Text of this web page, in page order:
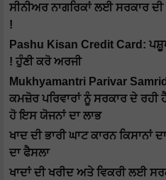
ਸੀਨੀਅਰ ਨਾਗਰਿਕਾਂ ਲਈ ਸਰਕਾਰ
!
Pashu Kisan Credit Card:
! ਹੁੰਣੀ ਕਰੋ ਅਰਜੀ
Mukhyamantri Parivar
ਕਮਜ਼ੋਰ ਪਰਿਵਾਰਾਂ ਨੂੰ ਸਰਕਾਰ ਦੇ
ਹੋ ਇਸ ਯੋਜਨਾਂ ਦਾ ਲਾਭ
ਖਾਦ ਦੀ ਭਾਰੀ ਘਾਟ ਕਾਰਨ
ਦਾ ਫੈਸਲਾ
ਖਾਦਾਂ ਦੀ ਖਰੀਦ ਅਤੇ ਵਿਕਰੀ ਲਈ